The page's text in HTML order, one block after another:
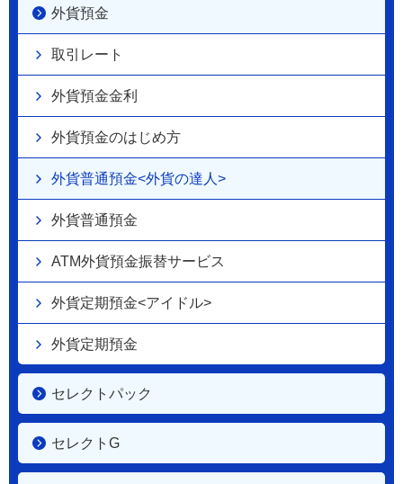
外貨預金
取引レート
外貨預金金利
外貨預金のはじめ方
外貨普通預金<外貨の達人>
外貨普通預金
ATM外貨預金振替サービス
外貨定期預金<アイドル>
外貨定期預金
セレクトパック
セレクトG